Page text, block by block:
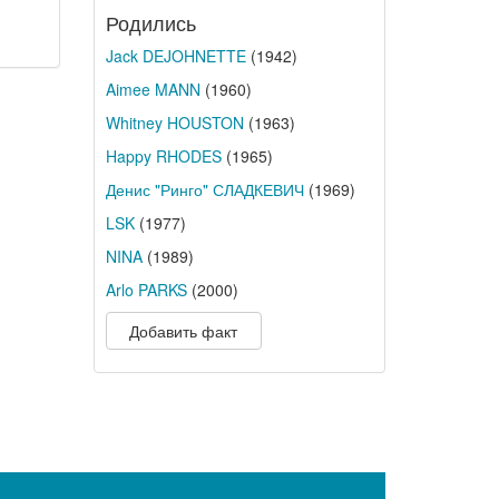
Родились
Jack DEJOHNETTE(1942)
Aimee MANN (1960)
Whitney HOUSTON (1963)
Happy RHODES(1965)
Денис "Ринго" СЛАДКЕВИЧ(1969)
LSK(1977)
NINA(1989)
Arlo PARKS(2000)
Добавить факт